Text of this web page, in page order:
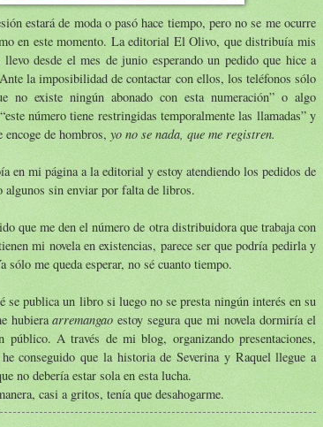
estará de moda o pasó hace tiempo, pero no se me ocurre
en este momento. La editorial El Olivo, que distribuía mis
desde el mes de junio esperando un pedido que hice a
la imposibilidad de contactar con ellos, los teléfonos sólo
no existe ningún abonado con esta numeración” o algo
número tiene restringidas temporalmente las llamadas” y
de hombros, yo no se nada, que me registren.
en mi página a la editorial y estoy atendiendo los pedidos de
algunos sin enviar por falta de libros.
que me den el número de otra distribuidora que trabaja con
mi novela en existencias, parece ser que podría pedirla y
me queda esperar, no sé cuanto tiempo.
se publica un libro si luego no se presta ningún interés en su
hubieraarremangao estoy segura que mi novela dormiría el
público. A través de mi blog, organizando presentaciones,
conseguido que la historia de Severina y Raquel llegue a
no debería estar sola en esta lucha.
casi a gritos, tenía que desahogarme.